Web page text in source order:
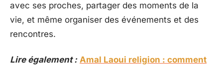
avec ses proches, partager des moments de la
vie, et même organiser des événements et des
rencontres.
Lire également : Amal Laoui religion : comment